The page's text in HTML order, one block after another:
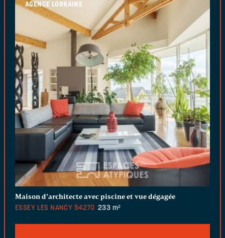
AGENCE LORRAINE
Maison d’architecte avec piscine et vue dégagée
ESSEY LES NANCY 54270 233 m²